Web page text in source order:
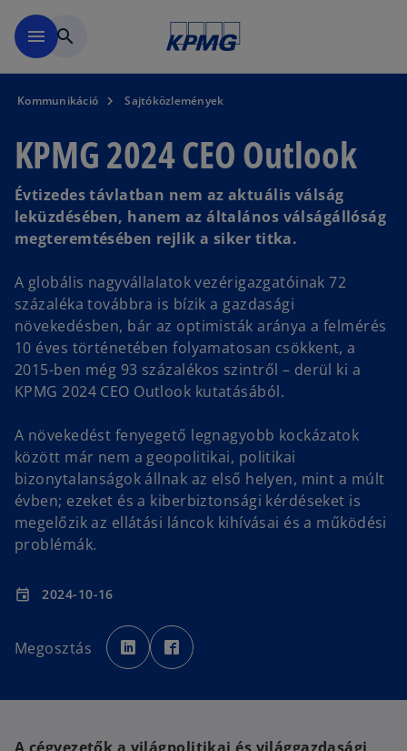
menu search
Kommunikáció Sajtóközlemények
KPMG 2024 CEO Outlook
Évtizedes távlatban nem az aktuális válság
leküzdésében, hanem az általános válságállóság
megteremtésében rejlik a siker titka.
A globális nagyvállalatok vezérigazgatóinak 72
százaléka továbbra is bízik a gazdasági
növekedésben, bár az optimisták aránya a felmérés
10 éves történetében folyamatosan csökkent, a
2015-ben még 93 százalékos szintről – derül ki a
KPMG 2024 CEO Outlook kutatásából.
A növekedést fenyegető legnagyobb kockázatok
között már nem a geopolitikai, politikai
bizonytalanságok állnak az első helyen, mint a múlt
évben; ezeket és a kiberbiztonsági kérdéseket is
megelőzik az ellátási láncok kihívásai és a működési
problémák.
event 2024-10-16
Megosztás
o
p
e
n
w
p
e
w